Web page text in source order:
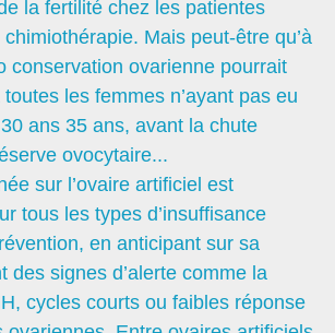
la fertilité chez les patientes
Mais peut-être qu’à
conservation ovarienne pourrait
les femmes n’ayant pas eu
ans 35 ans, avant la chute
ovocytaire...
sur l’ovaire artificiel est
tous les types d’insuffisance
en anticipant sur sa
des signes d’alerte comme la
cycles courts ou faibles réponse